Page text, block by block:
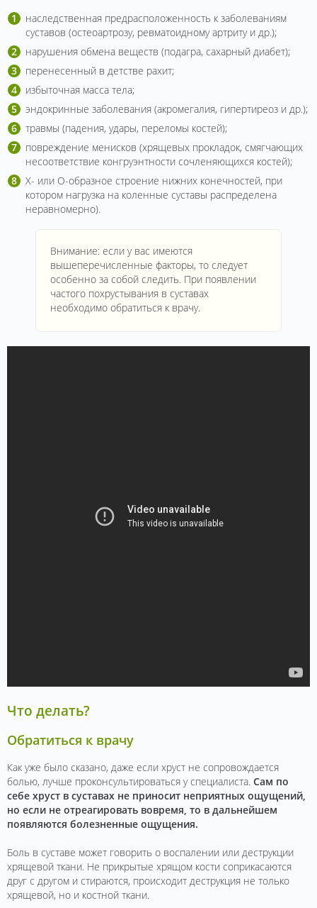
наследственная предрасположенность к заболеваниям
суставов (остеоартрозу, ревматоидному артриту и др.);
нарушения обмена веществ (подагра, сахарный диабет);
перенесенный в детстве рахит;
избыточная масса тела;
эндокринные заболевания (акромегалия, гипертиреоз и др.);
травмы (падения, удары, переломы костей);
повреждение менисков (хрящевых прокладок, смягчающих
несоответствие конгруэнтности сочленяющихся костей);
Х- или О-образное строение нижних конечностей, при
котором нагрузка на коленные суставы распределена
неравномерно).
Внимание: если у вас имеются
вышеперечисленные факторы, то следует
особенно за собой следить. При появлении
частого похрустывания в суставах
необходимо обратиться к врачу.
Что делать?
Обратиться к врачу
Как уже было сказано, даже если хруст не сопровождается
болью, лучше проконсультироваться у специалиста. Сам по
себе хруст в суставах не приносит неприятных ощущений,
но если не отреагировать вовремя, то в дальнейшем
появляются болезненные ощущения.
Боль в суставе может говорить о воспалении или деструкции
хрящевой ткани. Не прикрытые хрящом кости соприкасаются
друг с другом и стираются, происходит деструкция не только
хрящевой, но и костной ткани.